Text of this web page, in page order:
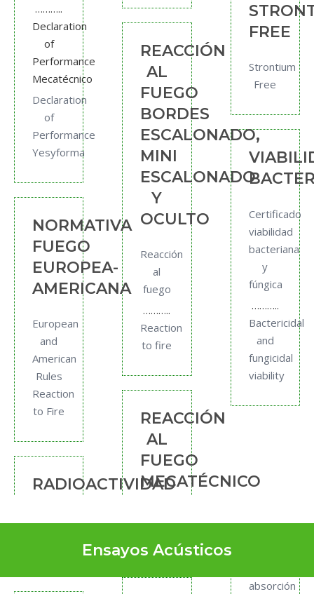
………..
Declaration
of
Performance
Mecatécnico
Declaration
of
Performance
Yesyforma
NORMATIVA
FUEGO
EUROPEA-
AMERICANA
European
and
American
Rules
Reaction
to Fire
RADIOACTIVIDAD
REACCIÓN
AL
FUEGO
BORDES
ESCALONADO,
MINI
ESCALONADO
Y
OCULTO
Reacción
al
fuego
………..
Reaction
to fire
REACCIÓN
AL
FUEGO
MECATÉCNICO
FREE
Strontium
Free
Certificado
viabilidad
bacteriana
y
fúngica
………..
Bactericidal
and
fungicidal
viability
Ensayos Acústicos
absorción